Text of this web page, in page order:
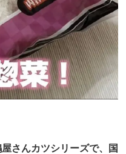
さんカツシリーズで、国